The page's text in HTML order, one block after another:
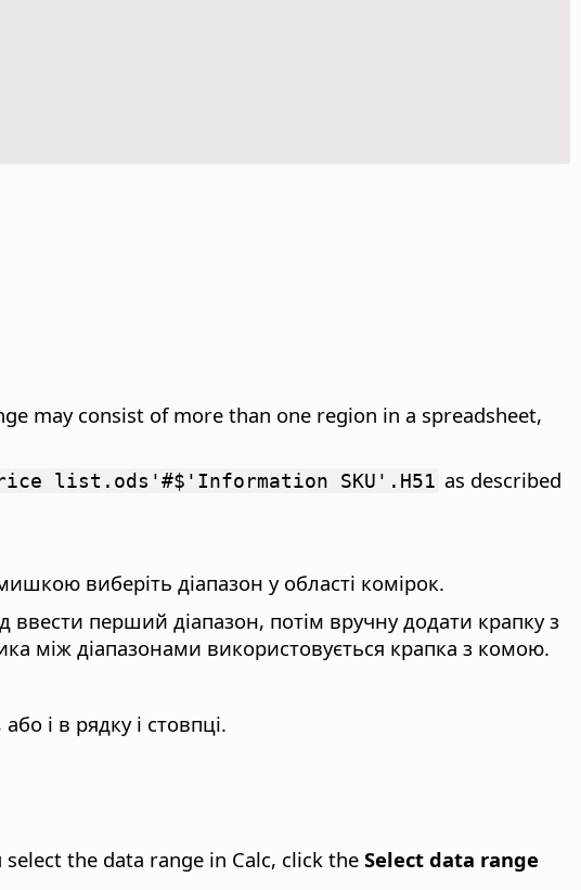
may consist of more than one region in a spreadsheet,
list.ods'#$'Information SKU'.H51 as described
виберіть діапазон у області комірок.
ввести перший діапазон, потім вручну додати крапку з
між діапазонами використовується крапка з комою.
і в рядку і стовпці.
the data range in Calc, click the Select data range